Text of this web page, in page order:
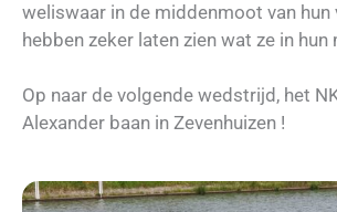
weliswaar in de middenmoot van hun
hebben zeker laten zien wat ze in hun
Op naar de volgende wedstrijd, het
Alexander baan in Zevenhuizen !